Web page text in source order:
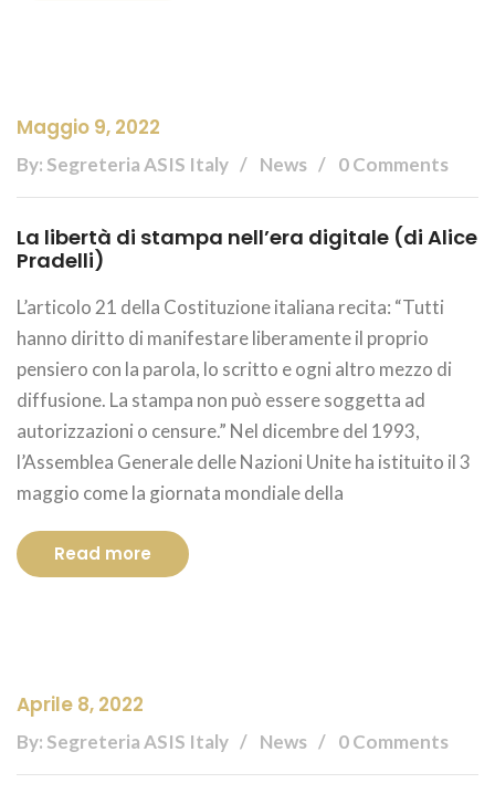
Maggio 9, 2022
By: Segreteria ASIS Italy News 0 Comments
La libertà di stampa nell’era digitale (di Alice
Pradelli)
L’articolo 21 della Costituzione italiana recita: “Tutti
hanno diritto di manifestare liberamente il proprio
pensiero con la parola, lo scritto e ogni altro mezzo di
diffusione. La stampa non può essere soggetta ad
autorizzazioni o censure.” Nel dicembre del 1993,
l’Assemblea Generale delle Nazioni Unite ha istituito il 3
maggio come la giornata mondiale della
Read more
Aprile 8, 2022
By: Segreteria ASIS Italy News 0 Comments